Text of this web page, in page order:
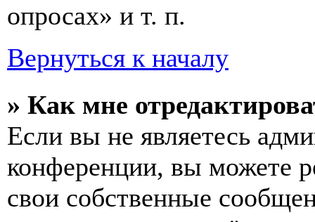
опросах» и т. п.
Вернуться к началу
» Как мне
Если вы не являетесь
конференции, вы можете
свои собственные